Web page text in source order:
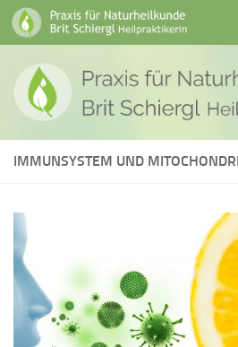
Skip to content
IMMUNSYSTEM UND